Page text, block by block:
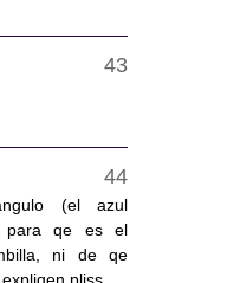
(el azul
para qe es el
ni de qe